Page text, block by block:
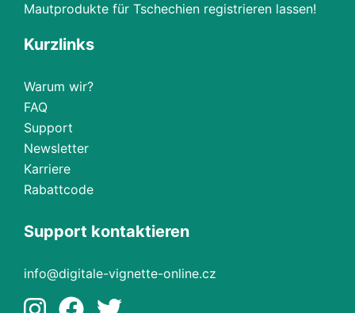
Mautprodukte für Tschechien registrieren lassen!
Kurzlinks
Warum wir?
FAQ
Support
Newsletter
Karriere
Rabattcode
Support kontaktieren
info@digitale-vignette-online.cz